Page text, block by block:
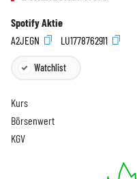
Spotify Aktie
A2JEGN
LU1778762911
Watchlist
Kurs
Börsenwert
KGV